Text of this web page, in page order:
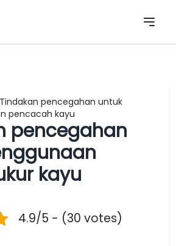
Tindakan pencegahan untuk
pencacah kayu
pencegahan
kayu
4.9/5 - (30 votes)